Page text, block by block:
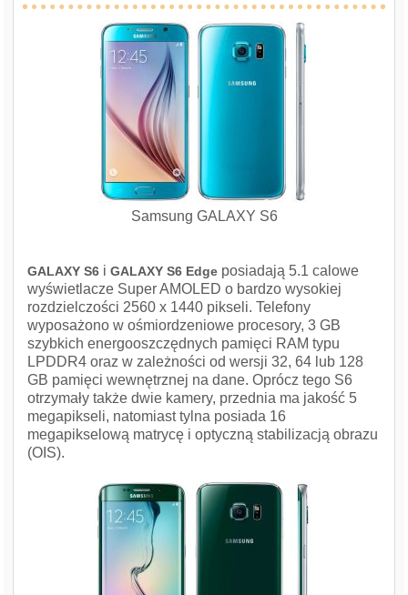
Samsung GALAXY S6
GALAXY S6 iGALAXY S6 Edge posiadają 5.1 calowe
wyświetlacze Super AMOLED o bardzo wysokiej
rozdzielczości 2560 x 1440 pikseli. Telefony
wyposażono w ośmiordzeniowe procesory, 3 GB
szybkich energooszczędnych pamięci RAM typu
LPDDR4 oraz w zależności od wersji 32, 64 lub 128
GB pamięci wewnętrznej na dane. Oprócz tego S6
otrzymały także dwie kamery, przednia ma jakość 5
megapikseli, natomiast tylna posiada 16
megapikselową matrycę i optyczną stabilizacją obrazu
(OIS).